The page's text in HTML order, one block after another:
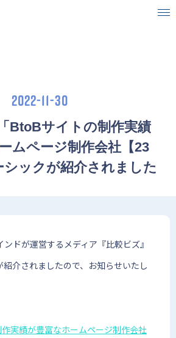
IR情報
2022-11-30
BtoBサイトの制作実績
ムページ制作会社【23
シックが紹介されました
ドが運営するメディア『比較ビズ』
紹介されましたので、お知らせいたし
実績が豊富なホームページ制作会社